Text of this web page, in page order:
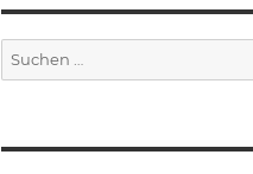
Suchen
nach: